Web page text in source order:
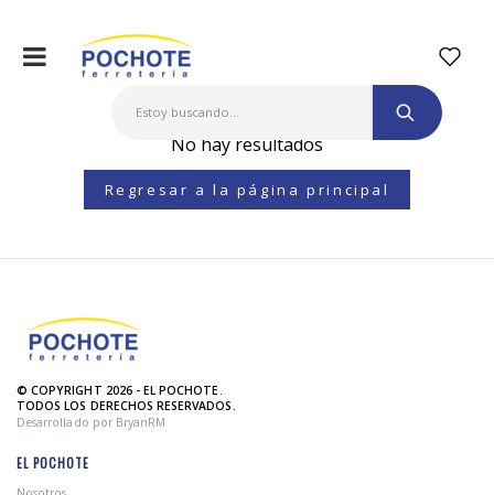
No hay resultados
Regresar a la página principal
© COPYRIGHT 2026 - EL POCHOTE.
TODOS LOS DERECHOS RESERVADOS.
Desarrollado por BryanRM
EL POCHOTE